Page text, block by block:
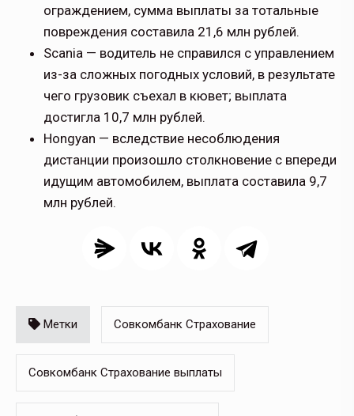
ограждением, сумма выплаты за тотальные
повреждения составила 21,6 млн рублей.
Scania — водитель не справился с управлением
из-за сложных погодных условий, в результате
чего грузовик съехал в кювет; выплата
достигла 10,7 млн рублей.
Hongyan — вследствие несоблюдения
дистанции произошло столкновение с впереди
идущим автомобилем, выплата составила 9,7
млн рублей.
Метки Совкомбанк Страхование
Совкомбанк Страхование выплаты